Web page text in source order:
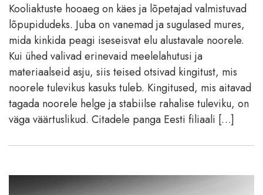
Kooliaktuste hooaeg on käes ja lõpetajad valmistuvad
lõpupidudeks. Juba on vanemad ja sugulased mures,
mida kinkida peagi iseseisvat elu alustavale noorele.
Kui ühed valivad erinevaid meelelahutusi ja
materiaalseid asju, siis teised otsivad kingitust, mis
noorele tulevikus kasuks tuleb. Kingitused, mis aitavad
tagada noorele helge ja stabiilse rahalise tuleviku, on
väga väärtuslikud. Citadele panga Eesti filiaali […]